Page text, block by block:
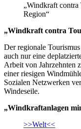
„Windkraft
Region“
„Windkraft contra
Der regionale
auch nur eine
Arbeit von Jahrzehnten
einer riesigen
Sozialen Netzwerken
Windeseile.
„Windkraftanlagen
>>Welt<<